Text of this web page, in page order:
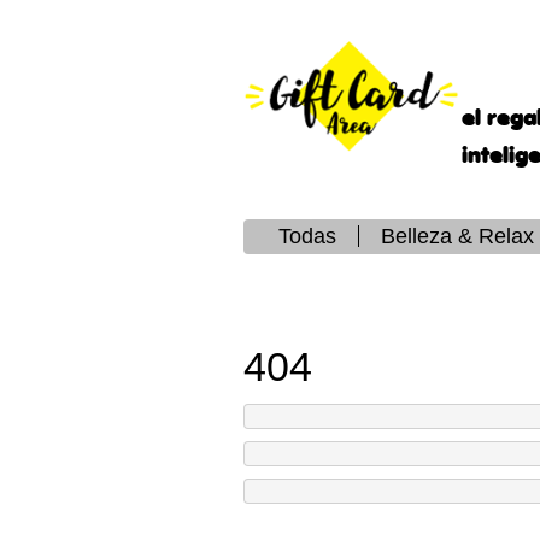
el
Todas Belleza & Relax
404